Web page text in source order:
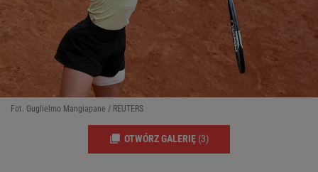
Fot. Guglielmo Mangiapane / REUTERS
OTWÓRZ GALERIĘ (3)